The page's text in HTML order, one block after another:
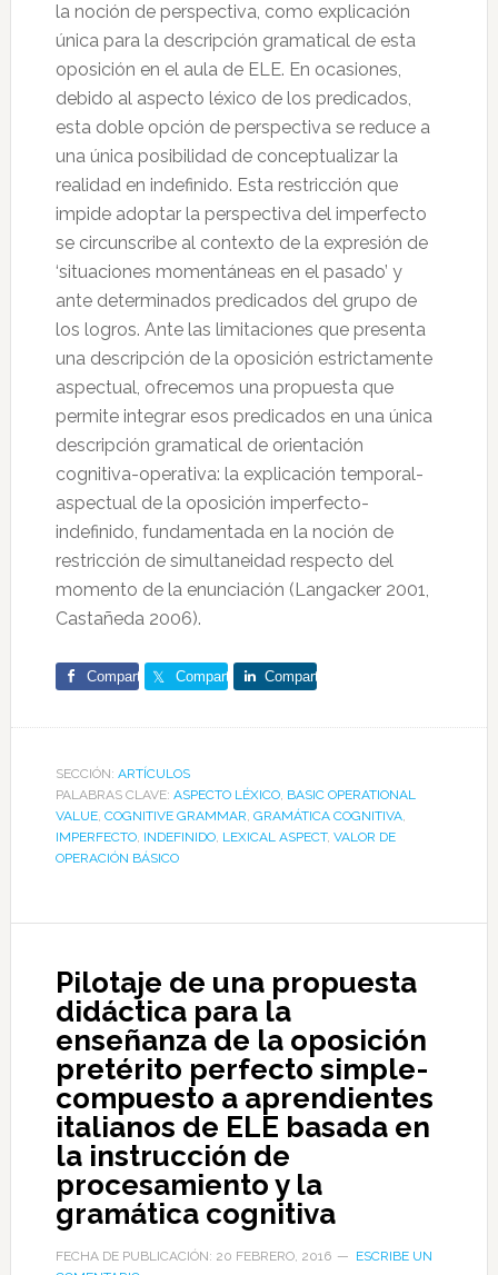
la noción de perspectiva, como explicación
única para la descripción gramatical de esta
oposición en el aula de ELE. En ocasiones,
debido al aspecto léxico de los predicados,
esta doble opción de perspectiva se reduce a
una única posibilidad de conceptualizar la
realidad en indefinido. Esta restricción que
impide adoptar la perspectiva del imperfecto
se circunscribe al contexto de la expresión de
‘situaciones momentáneas en el pasado’ y
ante determinados predicados del grupo de
los logros. Ante las limitaciones que presenta
una descripción de la oposición estrictamente
aspectual, ofrecemos una propuesta que
permite integrar esos predicados en una única
descripción gramatical de orientación
cognitiva-operativa: la explicación temporal-
aspectual de la oposición imperfecto-
indefinido, fundamentada en la noción de
restricción de simultaneidad respecto del
momento de la enunciación (Langacker 2001,
Castañeda 2006).
Comparte Comparte Comparte
SECCIÓN: ARTÍCULOS
PALABRAS CLAVE: ASPECTO LÉXICO, BASIC OPERATIONAL
VALUE, COGNITIVE GRAMMAR, GRAMÁTICA COGNITIVA,
IMPERFECTO, INDEFINIDO, LEXICAL ASPECT, VALOR DE
OPERACIÓN BÁSICO
Pilotaje de una propuesta
didáctica para la
enseñanza de la oposición
pretérito perfecto simple-
compuesto a aprendientes
italianos de ELE basada en
la instrucción de
procesamiento y la
gramática cognitiva
FECHA DE PUBLICACIÓN: 20 FEBRERO, 2016
ESCRIBE UN